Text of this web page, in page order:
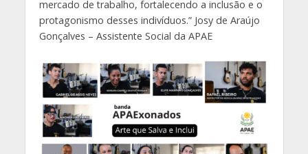
mercado de trabalho, fortalecendo a inclusão e o
protagonismo desses indivíduos.” Josy de Araújo
Gonçalves – Assistente Social da APAE